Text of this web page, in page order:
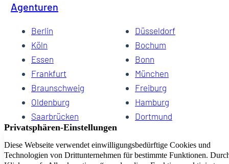
Agenturen
Berlin
Düsseldorf
Köln
Bochum
Essen
Bonn
Frankfurt
München
Braunschweig
Freiburg
Oldenburg
Hamburg
Saarbrücken
Dortmund
Hannover
Dresden
Kiel
Wuppertal
Bremen